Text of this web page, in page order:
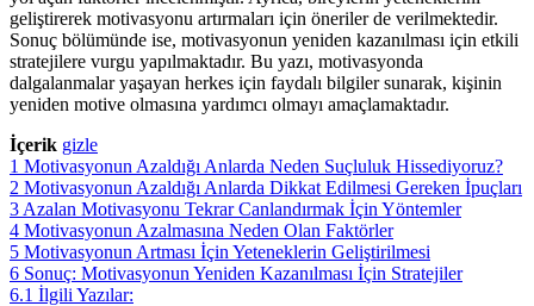
geliştirerek motivasyonu artırmaları için öneriler de verilmektedir.
Sonuç bölümünde ise, motivasyonun yeniden kazanılması için etkili
stratejilere vurgu yapılmaktadır. Bu yazı, motivasyonda
dalgalanmalar yaşayan herkes için faydalı bilgiler sunarak, kişinin
yeniden motive olmasına yardımcı olmayı amaçlamaktadır.
İçerik gizle
1 Motivasyonun Azaldığı Anlarda Neden Suçluluk Hissediyoruz?
2 Motivasyonun Azaldığı Anlarda Dikkat Edilmesi Gereken İpuçları
3 Azalan Motivasyonu Tekrar Canlandırmak İçin Yöntemler
4 Motivasyonun Azalmasına Neden Olan Faktörler
5 Motivasyonun Artması İçin Yeteneklerin Geliştirilmesi
6 Sonuç: Motivasyonun Yeniden Kazanılması İçin Stratejiler
6.1 İlgili Yazılar: